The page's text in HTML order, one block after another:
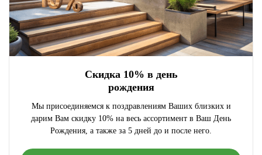
Скидка 10% в день
рождения
Мы присоединяемся к поздравлениям Ваших близких и
дарим Вам скидку 10% на весь ассортимент в Ваш День
Рождения, а также за 5 дней до и после него.